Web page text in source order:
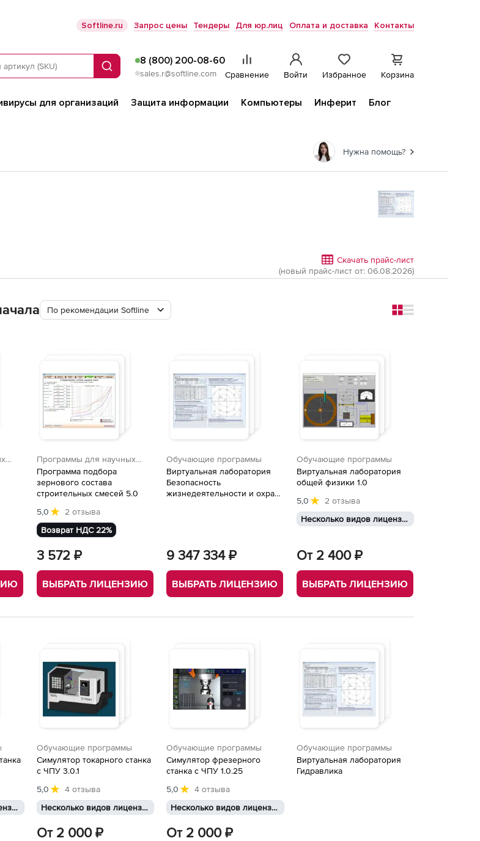
Softline.ru Запрос цены Тендеры Для юр.лиц Оплата и доставка Контакты
Поиск
8 (800) 200-08-60
sales.r@softline.com Сравнение Войти Избранное Корзина
для организаций Защита информации Компьютеры Инферит
Блог
Нужна помощь?
Скачать прайс-лист
(новый прайс-лист от: 06.08.2026)
По рекомендации Softline Change to grid views
Change to simple
Программы для научных
расчетов
Программа подбора
зернового состава
строительных смесей 5.0
5,0
2 отзыва
Возврат НДС 22%
3 572 ₽
ВЫБРАТЬ ЛИЦЕНЗИЮ
Обучающие программы
Виртуальная лаборатория
Безопасность
жизнедеятельности и охрана
9 347 334 ₽
ВЫБРАТЬ ЛИЦЕНЗИЮ
Обучающие программы
Виртуальная лаборатория
общей физики 1.0
5,0
2 отзыва
Несколько видов лицензий
От 2 400 ₽
ВЫБРАТЬ ЛИЦЕНЗИЮ
Несколько видов лицензий
Обучающие программы
Симулятор токарного станка
с ЧПУ 3.0.1
5,0
4 отзыва
Несколько видов лицензий
От 2 000 ₽
Обучающие программы
Симулятор фрезерного
станка с ЧПУ 1.0.25
5,0
4 отзыва
Несколько видов лицензий
От 2 000 ₽
Обучающие программы
Виртуальная лаборатория
Гидравлика